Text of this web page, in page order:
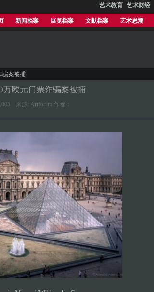
艺术教育 艺术财经
新闻档案 展览档案 文献档案 艺术思潮
骗案被捕
万欧元门票诈骗案被捕
来源: Artforum 作者：